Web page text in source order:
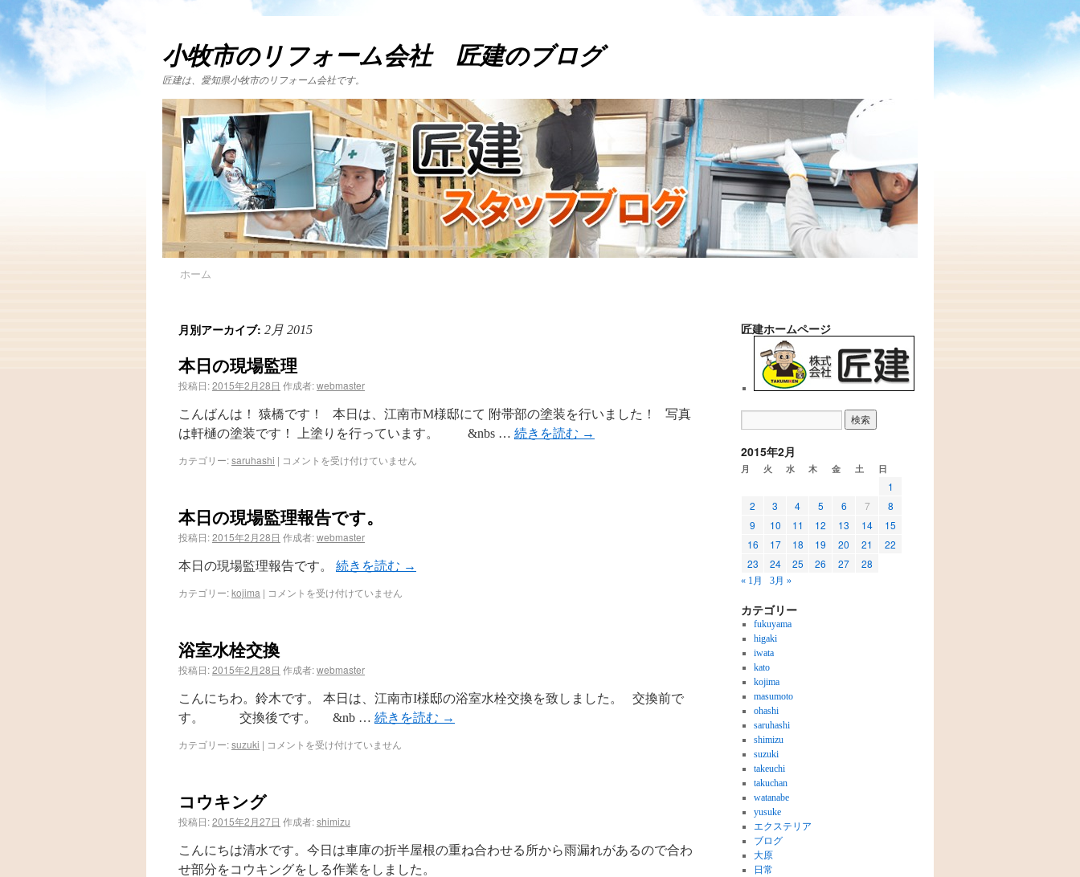
小牧市のリフォーム会社 匠建のブログ
匠建は、愛知県小牧市のリフォーム会社です。
ホーム
月別アーカイブ: 2月 2015
本日の現場監理
投稿日:2015年2月28日 作成者:webmaster
こんばんは！ 猿橋です！ 本日は、江南市M様邸にて 附帯部の塗装を行いました！ 写真
は軒樋の塗装です！ 上塗りを行っています。 &nbs … 続きを読む →
カテゴリー:saruhashi | コメントを受け付けていません
本日の現場監理報告です。
投稿日:2015年2月28日 作成者:webmaster
本日の現場監理報告です。 続きを読む →
カテゴリー:kojima | コメントを受け付けていません
浴室水栓交換
投稿日:2015年2月28日 作成者:webmaster
こんにちわ。鈴木です。 本日は、江南市I様邸の浴室水栓交換を致しました。 交換前で
す。 交換後です。 &nb … 続きを読む →
カテゴリー:suzuki | コメントを受け付けていません
コウキング
投稿日:2015年2月27日 作成者:shimizu
こんにちは清水です。今日は車庫の折半屋根の重ね合わせる所から雨漏れがあるので合わ
せ部分をコウキングをしる作業をしました。
匠建ホームページ
2015年2月
月 火 水 木 金 土 日
1
2
3 4 5 6 7
8
9
10 11 12 13 14
15
16
17 18 19 20 21
22
23
24 25 26 27 28
« 1月 3月 »
カテゴリー
fukuyama
higaki
iwata
kato
kojima
masumoto
ohashi
saruhashi
shimizu
suzuki
takeuchi
takuchan
watanabe
yusuke
エクステリア
ブログ
大原
日常